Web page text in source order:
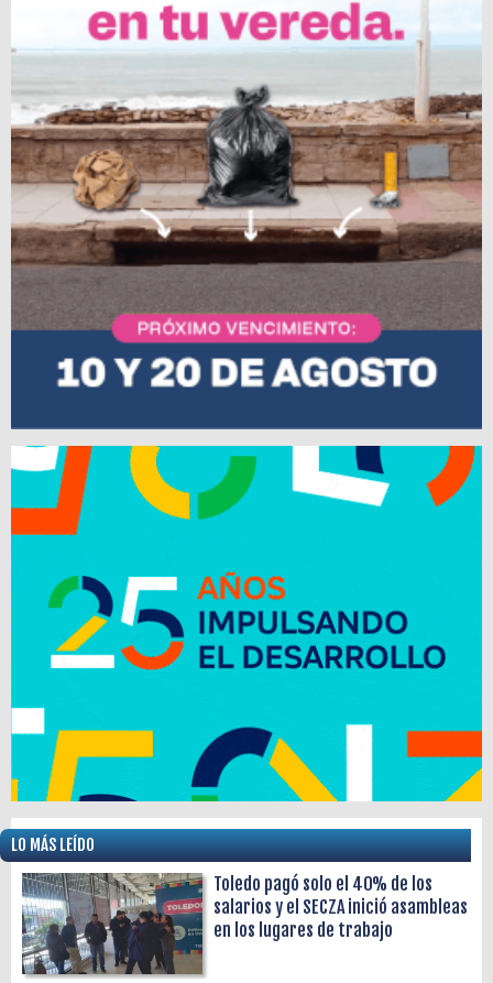
LO MÁS LEÍDO
Toledo pagó solo el 40% de los
salarios y el SECZA inició asambleas
en los lugares de trabajo